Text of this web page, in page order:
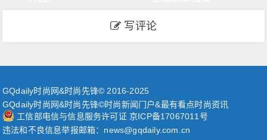
写评论
GQdaily时尚网&时尚先锋© 2016-2025
GQdaily时尚网&时尚先锋©时尚新闻门户&最有看点时尚资讯
工信部电信与信息服务许可证 京ICP备17067011号
违法和不良信息举报邮箱：news@gqdaily.com.cn